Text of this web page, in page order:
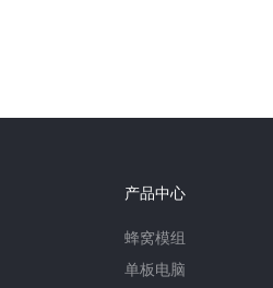
产品中心
蜂窝模组
单板电脑